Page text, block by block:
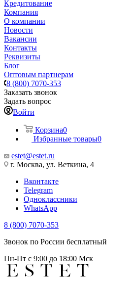
Кредитование
Компания
О компании
Новости
Вакансии
Контакты
Реквизиты
Блог
Оптовым партнерам
8 (800) 7070-353
Заказать звонок
Задать вопрос
Войти
Корзина0
Избранные товары0
estet@estet.ru
г. Москва, ул. Веткина, 4
Вконтакте
Telegram
Одноклассники
WhatsApp
8 (800) 7070-353
Звонок по России бесплатный
Пн-Пт с 9:00 до 18:00 Мск